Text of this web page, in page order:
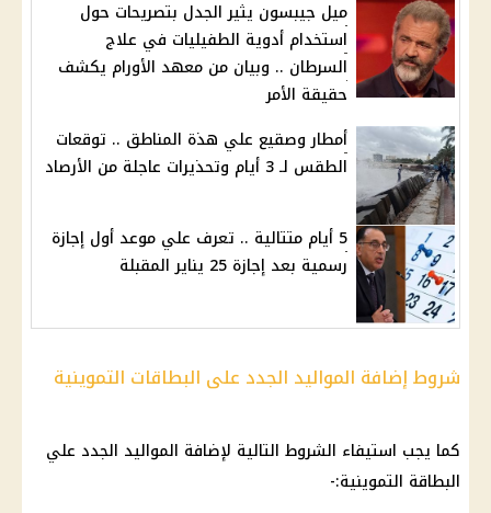
ميل جيبسون يثير الجدل بتصريحات حول
استخدام أدوية الطفيليات في علاج
السرطان .. وبيان من معهد الأورام يكشف
حقيقة الأمر
أمطار وصقيع علي هذة المناطق .. توقعات
الطقس لـ 3 أيام وتحذيرات عاجلة من الأرصاد
5 أيام متتالية .. تعرف علي موعد أول إجازة
رسمية بعد إجازة 25 يناير المقبلة
شروط إضافة المواليد الجدد على البطاقات التموينية
كما يجب استيفاء الشروط التالية لإضافة المواليد الجدد علي
البطاقة التموينية:-